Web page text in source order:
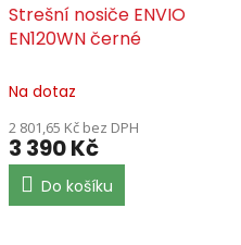
Strešní nosiče ENVIO
EN120WN černé
Na dotaz
2 801,65 Kč bez DPH
3 390 Kč
Do košíku